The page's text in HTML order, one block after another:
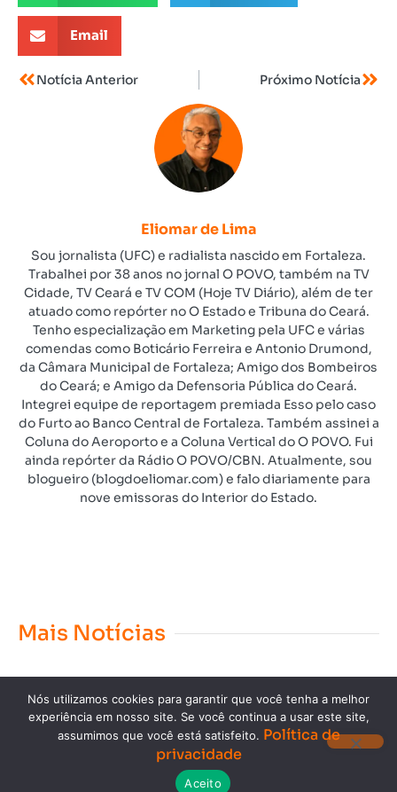
Email
Notícia Anterior Próximo Notícia
Eliomar de Lima
Sou jornalista (UFC) e radialista nascido em Fortaleza.
Trabalhei por 38 anos no jornal O POVO, também na TV
Cidade, TV Ceará e TV COM (Hoje TV Diário), além de ter
atuado como repórter no O Estado e Tribuna do Ceará.
Tenho especialização em Marketing pela UFC e várias
comendas como Boticário Ferreira e Antonio Drumond,
da Câmara Municipal de Fortaleza; Amigo dos Bombeiros
do Ceará; e Amigo da Defensoria Pública do Ceará.
Integrei equipe de reportagem premiada Esso pelo caso
do Furto ao Banco Central de Fortaleza. Também assinei a
Coluna do Aeroporto e a Coluna Vertical do O POVO. Fui
ainda repórter da Rádio O POVO/CBN. Atualmente, sou
blogueiro (blogdoeliomar.com) e falo diariamente para
nove emissoras do Interior do Estado.
Mais Notícias
Copyright © 2023. Todos os direitos reservados.
Nós utilizamos cookies para garantir que você tenha a melhor
experiência em nosso site. Se você continua a usar este site,
assumimos que você está satisfeito. Política de
privacidade
Aceito